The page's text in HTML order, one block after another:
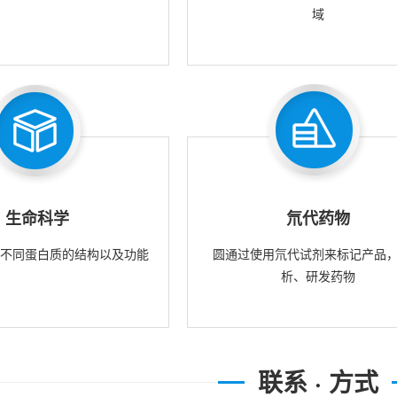
域
生命科学
同蛋白质的结构以及功能
氘代药物
圆通过使用氘代试剂来标记产品
析、研发药物
联系 · 方式